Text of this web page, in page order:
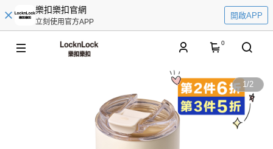
樂扣樂扣官網
立刻使用官方APP
開啟APP
0
1/2